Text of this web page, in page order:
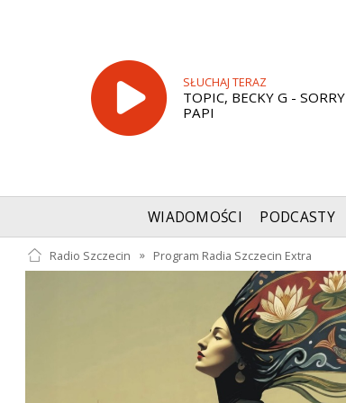
SŁUCHAJ TERAZ
TOPIC, BECKY G - SORRY
PAPI
WIADOMOŚCI PODCASTY
Radio Szczecin » Program Radia Szczecin Extra